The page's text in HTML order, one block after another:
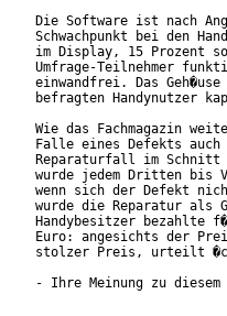
Die Software ist nach
Schwachpunkt bei den
im Display, 15 Prozent
Umfrage-Teilnehmer
einwandfrei. Das
befragten Handynutzer
Wie das Fachmagazin
Falle eines Defekts auch
Reparaturfall im Schnitt
wurde jedem Dritten bis
wenn sich der Defekt
wurde die Reparatur als
Handybesitzer bezahlte
Euro: angesichts der
stolzer Preis, urteilt
- Ihre Meinung zu diesem